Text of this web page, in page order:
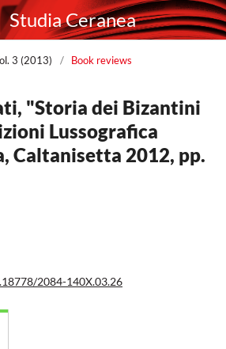
Studia Ceranea
3 (2013) / Book reviews
"Storia dei Bizantini
Lussografica
Caltanisetta 2012, pp.
2084-140X.03.26